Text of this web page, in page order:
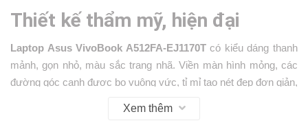
Thiết kế thẩm mỹ, hiện đại
Laptop Asus VivoBook A512FA-EJ1170Tcó kiểu dáng thanh
mảnh, gọn nhỏ, màu sắc trang nhã. Viền màn hình mỏng, các
đường góc cạnh được bo vuông vức, tỉ mỉ tạo nét đẹp đơn giản,
Xem thêm